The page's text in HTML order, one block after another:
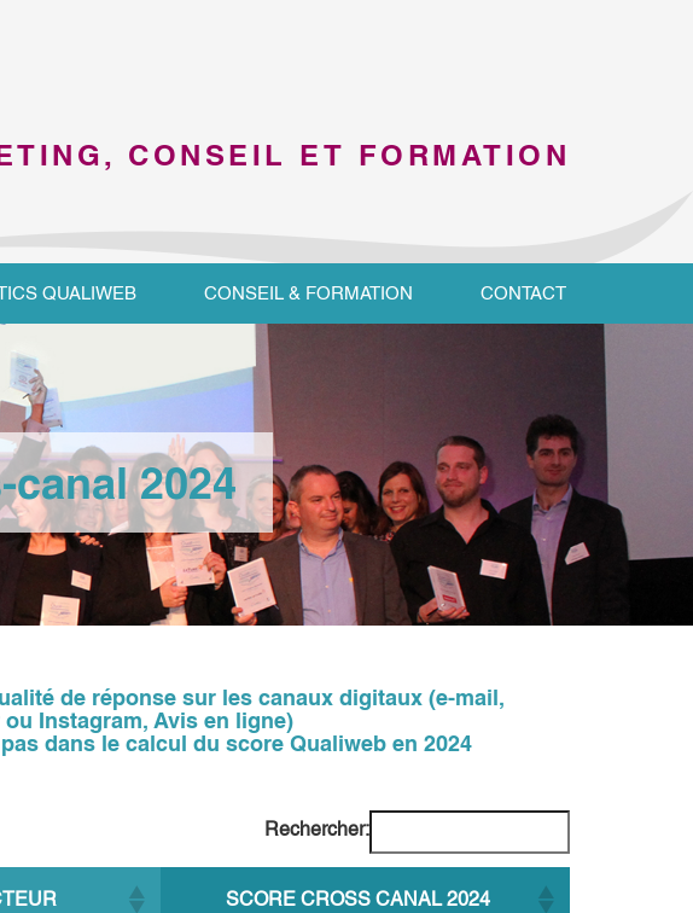
CONSEIL ET FORMATION
QUALIWEB CONSEIL & FORMATION CONTACT
2024
de réponse sur les canaux digitaux (e-mail,
Instagram, Avis en ligne)
dans le calcul du score Qualiweb en 2024
Rechercher:
SCORE CROSS CANAL 2024